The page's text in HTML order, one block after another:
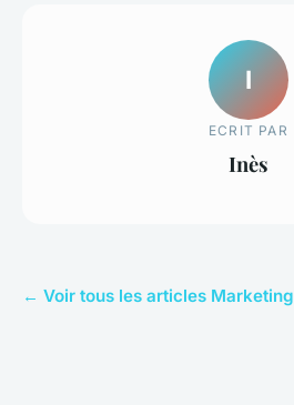
I
ECRIT PAR
Inès
← Voir tous les articles Marketing